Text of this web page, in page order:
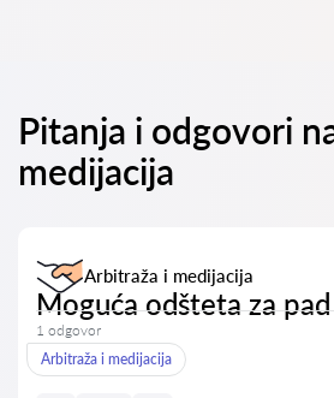
Pitanja i odgovori
medijacija
Arbitraža i medijacija
Moguća odšteta za
1 odgovor
Arbitraža i medijacija